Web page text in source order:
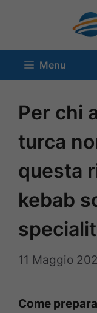
contenuto
Menu
Per chi
turca
questa
kebab
11 Maggio
Come